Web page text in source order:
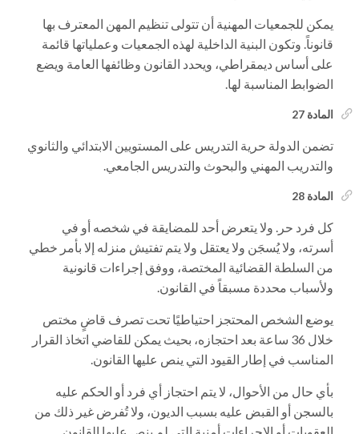
يمكن للجمعيات المهنية أن تتولى تنظيم المهن المعترف بها
قانوناً. وتكون البنية الداخلية لهذه الجمعيات وعملياتها قائمة
على أساس ديمقراطي، ويحدد القانون وظائفها العامة ويضع
الضوابط المناسبة لها.
المادة 27
تضمن الدولة حرية التدريس على المستويين الابتدائي والثانوي
والتدريب المهني والبحوث والتدريس الجامعي.
المادة 28
كل فرد حر. ولا يتعرض أحد للمضايقة في شخصه أو في
أسرته، ولا يُسجَن ولا يعتقل ولا يتم تفتيش منزله إلا بأمر خطي
من السلطة القضائية المختصة، ووفق إجراءات قانونية
ولأسباب محددة مسبقاً في القانون.
يوضع الشخص المحتجز احتياطيًا تحت تصرف قاضٍ مختص
خلال 36 ساعة بعد احتجازه، بحيث يمكن للقاضي اتخاذ القرار
المناسب في إطار القيود التي ينص عليها القانون.
بأي حال من الأحوال، لا يتم احتجاز أي فرد أو الحكم عليه
بالسجن أو القبض عليه بسبب الديون، ولا تُفرض غير ذلك من